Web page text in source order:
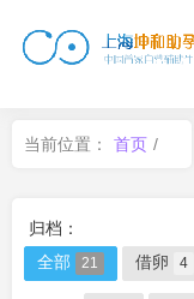
当前位置： 首页 /
归档：
全部
21 借卵 4